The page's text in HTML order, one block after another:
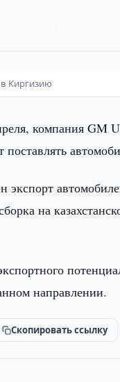
Киргизию
компания GM
на
направлении.
Скопировать ссылку